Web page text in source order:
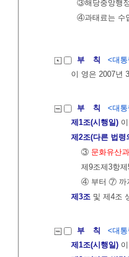
③해당중앙행
④과태료는 수
부 칙
<대
이 영은 2007년
부 칙
<대
제1조(시행일)
제2조(다른 법령
③ 문화유산
제9조제3항
④ 부터 ⑦ 까
제3조 및 제4조
부 칙
<대
제1조(시행일)